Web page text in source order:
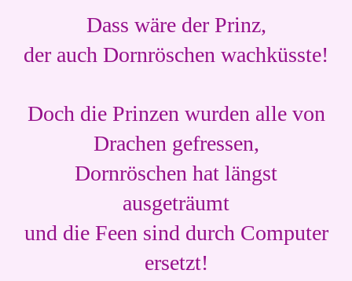
Dass wäre der Prinz,
der auch Dornröschen wachküsste!
Doch die Prinzen wurden alle von
Drachen gefressen,
Dornröschen hat längst
ausgeträumt
und die Feen sind durch Computer
ersetzt!